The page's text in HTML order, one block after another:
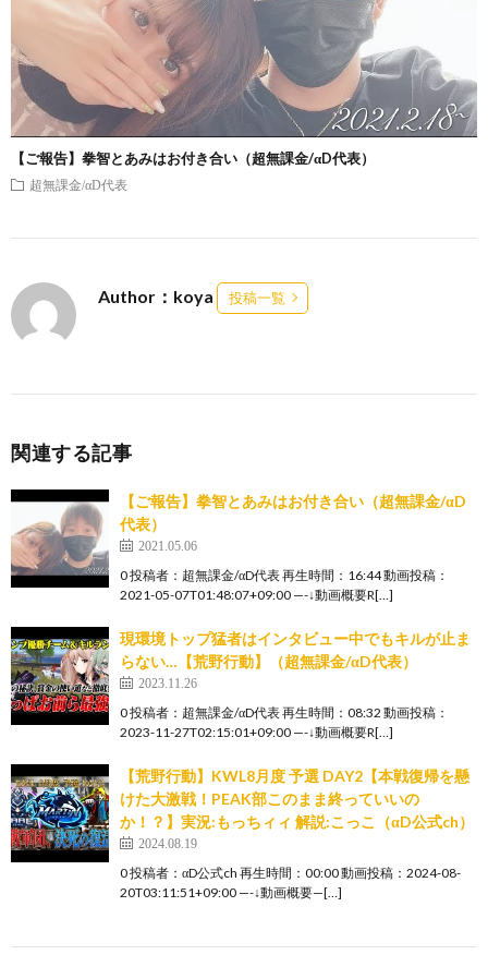
【ご報告】拳智とあみはお付き合い（超無課金/αD代表）
超無課金/αD代表
Author：koya 投稿一覧
関連する記事
【ご報告】拳智とあみはお付き合い（超無課金/αD
代表）
2021.05.06
0 投稿者：超無課金/αD代表 再生時間：16:44 動画投稿：
2021-05-07T01:48:07+09:00 —-↓動画概要R[…]
現環境トップ猛者はインタビュー中でもキルが止ま
らない…【荒野行動】（超無課金/αD代表）
2023.11.26
0 投稿者：超無課金/αD代表 再生時間：08:32 動画投稿：
2023-11-27T02:15:01+09:00 —-↓動画概要R[…]
【荒野行動】KWL8月度 予選 DAY2【本戦復帰を懸
けた大激戦！PEAK部このまま終っていいの
か！？】実況:もっちィィ 解説:こっこ（αD公式ch）
2024.08.19
0 投稿者：αD公式ch 再生時間：00:00 動画投稿：2024-08-
20T03:11:51+09:00 —-↓動画概要—[…]